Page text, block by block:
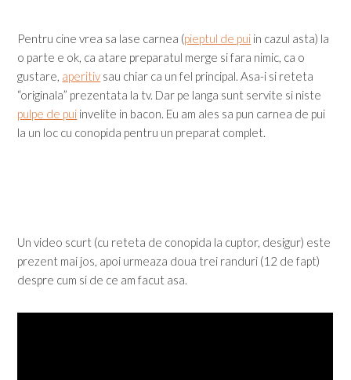
Pentru cine vrea sa lase carnea (pieptul de pui in cazul asta) la
o parte e ok, ca atare preparatul merge si fara nimic, ca o
gustare, aperitiv sau chiar ca un fel principal. Asa-i si reteta
“originala” prezentata la tv. Dar pe langa sunt servite si niste
pulpe de pui invelite in bacon. Eu am ales sa pun carnea de pui
la un loc cu conopida pentru un preparat complet.
Un video scurt (cu reteta de conopida la cuptor, desigur) este
prezent mai jos, apoi urmeaza doua trei randuri (12 de fapt)
despre cum si de ce am facut asa.